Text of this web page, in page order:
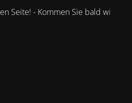
Seite! - Kommen Sie bald wieder.